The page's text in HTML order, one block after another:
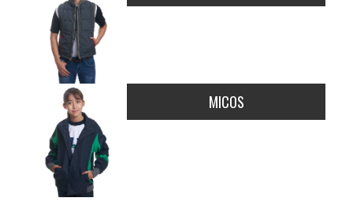
MICOS